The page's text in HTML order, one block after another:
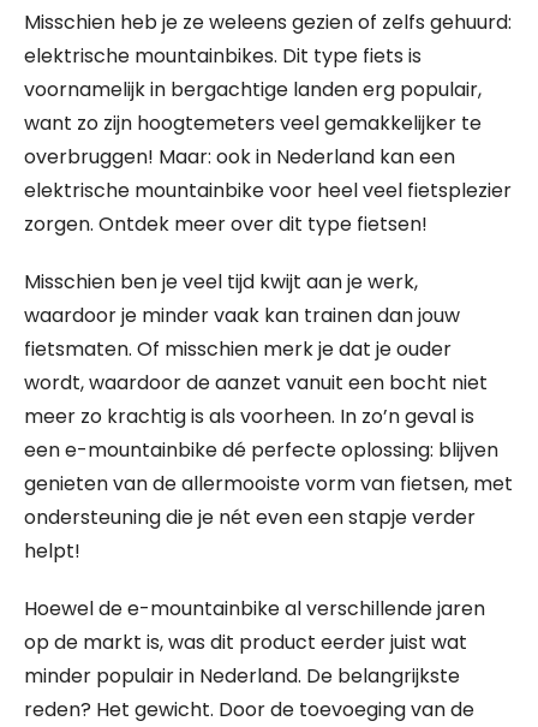
Misschien heb je ze weleens gezien of zelfs gehuurd:
elektrische mountainbikes. Dit type fiets is
voornamelijk in bergachtige landen erg populair,
want zo zijn hoogtemeters veel gemakkelijker te
overbruggen! Maar: ook in Nederland kan een
elektrische mountainbike voor heel veel fietsplezier
zorgen. Ontdek meer over dit type fietsen!
Misschien ben je veel tijd kwijt aan je werk,
waardoor je minder vaak kan trainen dan jouw
fietsmaten. Of misschien merk je dat je ouder
wordt, waardoor de aanzet vanuit een bocht niet
meer zo krachtig is als voorheen. In zo’n geval is
een e-mountainbike dé perfecte oplossing: blijven
genieten van de allermooiste vorm van fietsen, met
ondersteuning die je nét even een stapje verder
helpt!
Hoewel de e-mountainbike al verschillende jaren
op de markt is, was dit product eerder juist wat
minder populair in Nederland. De belangrijkste
reden? Het gewicht. Door de toevoeging van de